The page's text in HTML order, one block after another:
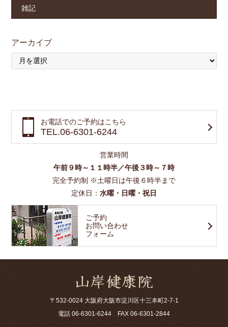
雑記
アーカイブ
お電話でのご予約はこちら
TEL.06-6301-6244
営業時間
午前９時～１１時半／午後３時～７時
完全予約制 ※土曜日は午後６時半まで
定休日： 水曜・日曜・祝日
ご予約
お問い合わせ
フォーム
〒532-0024 大阪府大阪市淀川区十三本町2-7-1
電話 06-6301-6244 FAX 06-6301-2844